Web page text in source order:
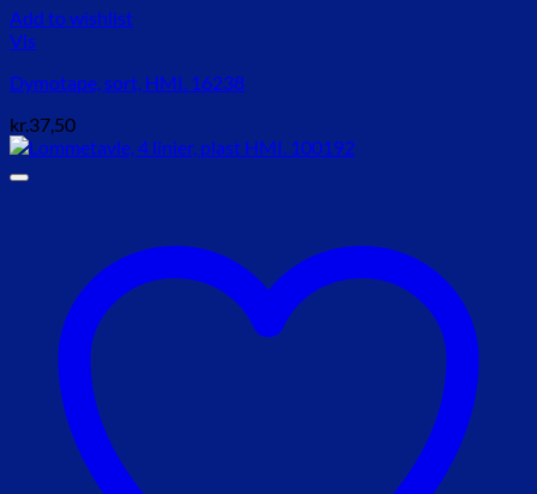
Add to wishlist
Vis
Dymotape, sort, HMI. 16238
kr.37,50